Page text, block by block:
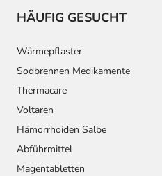
HÄUFIG GESUCHT
Wärmepflaster
Sodbrennen Medikamente
Thermacare
Voltaren
Hämorrhoiden Salbe
Abführmittel
Magentabletten